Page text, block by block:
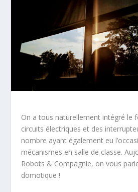
On a tous naturellement intégré le
circuits électriques et des
nombre ayant également eu
mécanismes en salle de classe.
Robots & Compagnie, on vous
domotique !